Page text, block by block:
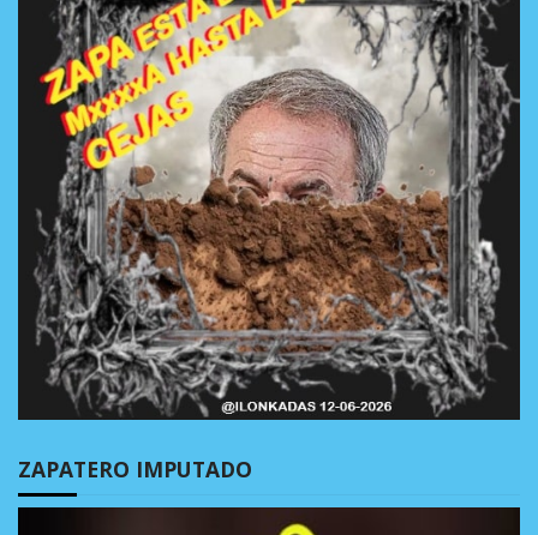
ZAPATERO IMPUTADO